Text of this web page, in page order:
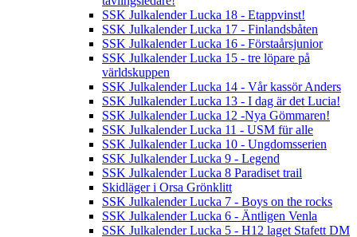
SSK Julkalender Lucka 18 - Etappvinst!
SSK Julkalender Lucka 17 - Finlandsbåten
SSK Julkalender Lucka 16 - Förstaårsjunior
SSK Julkalender Lucka 15 - tre löpare på
världskuppen
SSK Julkalender Lucka 14 - Vår kassör Anders
SSK Julkalender Lucka 13 - I dag är det Lucia!
SSK Julkalender Lucka 12 -Nya Gömmaren!
SSK Julkalender Lucka 11 - USM für alle
SSK Julkalender Lucka 10 - Ungdomsserien
SSK Julkalender Lucka 9 - Legend
SSK Julkalender Lucka 8 Paradiset trail
Skidläger i Orsa Grönklitt
SSK Julkalender Lucka 7 - Boys on the rocks
SSK Julkalender Lucka 6 - Äntligen Venla
SSK Julkalender Lucka 5 - H12 laget Stafett DM